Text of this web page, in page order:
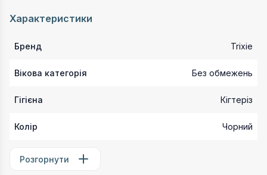
Характеристики
Бренд Trixie
Вікова категорія Без обмежень
Гігієна Кігтеріз
Колір Чорний
Розгорнути